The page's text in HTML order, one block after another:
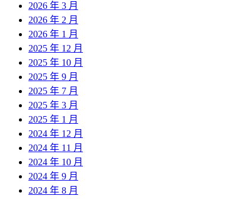
2026 年 3 月
2026 年 2 月
2026 年 1 月
2025 年 12 月
2025 年 10 月
2025 年 9 月
2025 年 7 月
2025 年 3 月
2025 年 1 月
2024 年 12 月
2024 年 11 月
2024 年 10 月
2024 年 9 月
2024 年 8 月